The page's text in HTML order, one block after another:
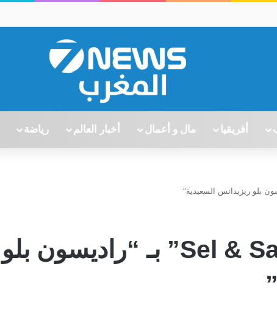
أفريقيا مال و أعمال أخبار العالم رياضة
افتتاح مطعم “Sel & Safran” بـ “راديسون بلو